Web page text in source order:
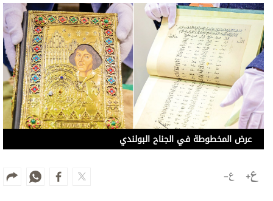
عرض المخطوطة في الجناح البولندي